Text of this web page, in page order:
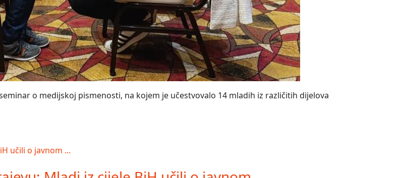
o medijskoj pismenosti, na kojem je učestvovalo 14 mladih iz različitih dijelova